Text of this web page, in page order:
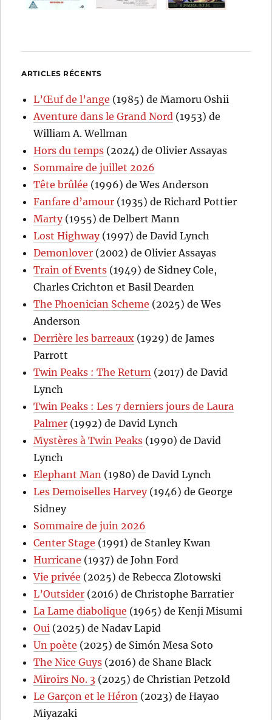
ARTICLES RÉCENTS
L’Œuf de l’ange (1985) de Mamoru Oshii
Aventure dans le Grand Nord (1953) de
William A. Wellman
Hors du temps (2024) de Olivier Assayas
Sommaire de juillet 2026
Tête brûlée (1996) de Wes Anderson
Fanfare d’amour (1935) de Richard Pottier
Marty(1955) de Delbert Mann
Lost Highway(1997) de David Lynch
Demonlover (2002) de Olivier Assayas
Train of Events (1949) de Sidney Cole,
Charles Crichton et Basil Dearden
The Phoenician Scheme (2025) de Wes
Anderson
Derrière les barreaux (1929) de James
Parrott
Twin Peaks : The Return (2017) de David
Lynch
Twin Peaks : Les 7 derniers jours de Laura
Palmer (1992) de David Lynch
Mystères à Twin Peaks (1990) de David
Lynch
Elephant Man (1980) de David Lynch
Les Demoiselles Harvey(1946) de George
Sidney
Sommaire de juin 2026
Center Stage (1991) de Stanley Kwan
Hurricane (1937) de John Ford
Vie privée (2025) de Rebecca Zlotowski
L’Outsider (2016) de Christophe Barratier
La Lame diabolique (1965) de Kenji Misumi
Oui (2025) de Nadav Lapid
Un poète (2025) de Simón Mesa Soto
The Nice Guys (2016) de Shane Black
Miroirs No. 3 (2025) de Christian Petzold
Le Garçon et le Héron (2023) de Hayao
Miyazaki